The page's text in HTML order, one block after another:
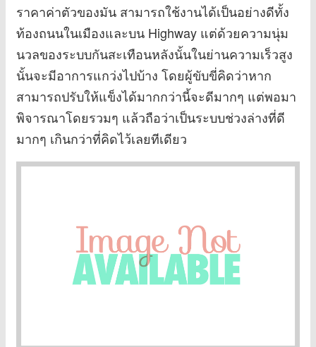
ราคาค่าตัวของมัน สามารถใช้งานได้เป็นอย่างดีทั้ง
ท้องถนนในเมืองและบน Highway แต่ด้วยความนุ่ม
นวลของระบบกันสะเทือนหลังนั้นในย่านความเร็วสูง
นั้นจะมีอาการแกว่งไปบ้าง โดยผู้ขับขี่คิดว่าหาก
สามารถปรับให้แข็งได้มากกว่านี้จะดีมากๆ แต่พอมา
พิจารณาโดยรวมๆ แล้วถือว่าเป็นระบบช่วงล่างที่ดี
มากๆ เกินกว่าที่คิดไว้เลยทีเดียว